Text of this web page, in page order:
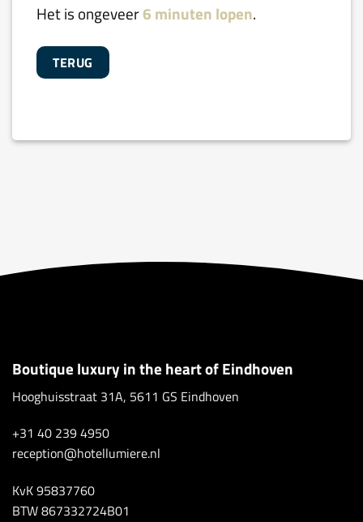
Het is ongeveer6 minuten lopen.
TERUG
Boutique luxury in the heart of Eindhoven
Hooghuisstraat 31A, 5611 GS Eindhoven
+31 40 239 4950
reception@hotellumiere.nl
KvK 95837760
BTW 867332724B01